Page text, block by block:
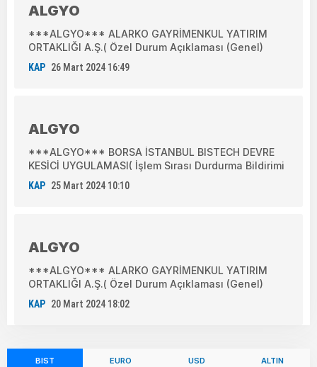
ALGYO
***ALGYO*** ALARKO GAYRİMENKUL YATIRIM
ORTAKLIĞI A.Ş.( Özel Durum Açıklaması (Genel)
KAP 26 Mart 2024 16:49
ALGYO
***ALGYO*** BORSA İSTANBUL BISTECH DEVRE
KESİCİ UYGULAMASI( İşlem Sırası Durdurma Bildirimi
KAP 25 Mart 2024 10:10
ALGYO
***ALGYO*** ALARKO GAYRİMENKUL YATIRIM
ORTAKLIĞI A.Ş.( Özel Durum Açıklaması (Genel)
KAP 20 Mart 2024 18:02
BIST EURO USD ALTIN